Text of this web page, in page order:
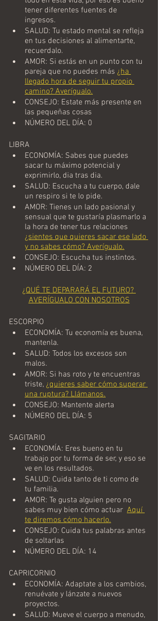
tener diferentes fuentes de
ingresos.
SALUD: Tu estado mental se refleja
en tus decisiones al alimentarte,
recuerdalo.
AMOR: Si estás en un punto con tu
pareja que no puedes más ¿ha
llegado hora de seguir tu propio
camino? Averígualo.
CONSEJO: Estate más presente en
las pequeñas cosas
NÚMERO DEL DÍA: 0
LIBRA
ECONOMÍA: Sabes que puedes
sacar tu máximo potencial y
exprimirlo, dia tras dia.
SALUD: Escucha a tu cuerpo, dale
un respiro si te lo pide.
AMOR: Tienes un lado pasional y
sensual que te gustaría plasmarlo a
la hora de tener tus relaciones
¿sientes que quieres sacar ese lado
y no sabes cómo? Averígualo.
CONSEJO: Escucha tus instintos.
NÚMERO DEL DÍA: 2
¿QUÉ TE DEPARARÁ EL FUTURO?
AVERÍGUALO CON NOSOTROS
ESCORPIO
ECONOMÍA: Tu economía es buena,
mantenla.
SALUD: Todos los excesos son
malos.
AMOR: Si has roto y te encuentras
triste, ¿quieres saber cómo superar
una ruptura? Llámanos.
CONSEJO: Mantente alerta
NÚMERO DEL DÍA: 5
SAGITARIO
ECONOMÍA: Eres bueno en tu
trabajo por tu forma de ser, y eso se
ve en los resultados.
SALUD: Cuida tanto de ti como de
tu familia.
AMOR: Te gusta alguien pero no
sabes muy bien cómo actuar Aquí
te diremos cómo hacerlo.
CONSEJO: Cuida tus palabras antes
de soltarlas
NÚMERO DEL DÍA: 14
CAPRICORNIO
ECONOMÍA: Adaptate a los cambios,
renuévate y lánzate a nuevos
proyectos.
SALUD: Mueve el cuerpo a menudo,